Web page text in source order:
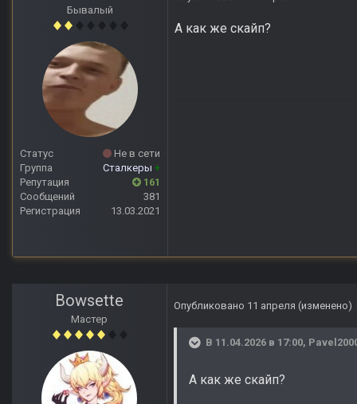
Бывалый
Статус
Не в сети
Группа
Сталкеры +
Репутация
161
Сообщений
381
Регистрация
13.03.2021
А как же скайп?
Bowsette
Мастер
Опубликовано 11 апреля (изменено)
В 11.04.2026 в 17:00,
А как же скайп?